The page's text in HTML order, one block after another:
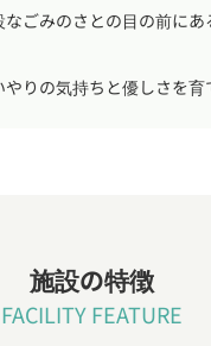
ごみのさとの目の前にあ
りの気持ちと優しさを育
施設の特徴
FACILITY FEATURE